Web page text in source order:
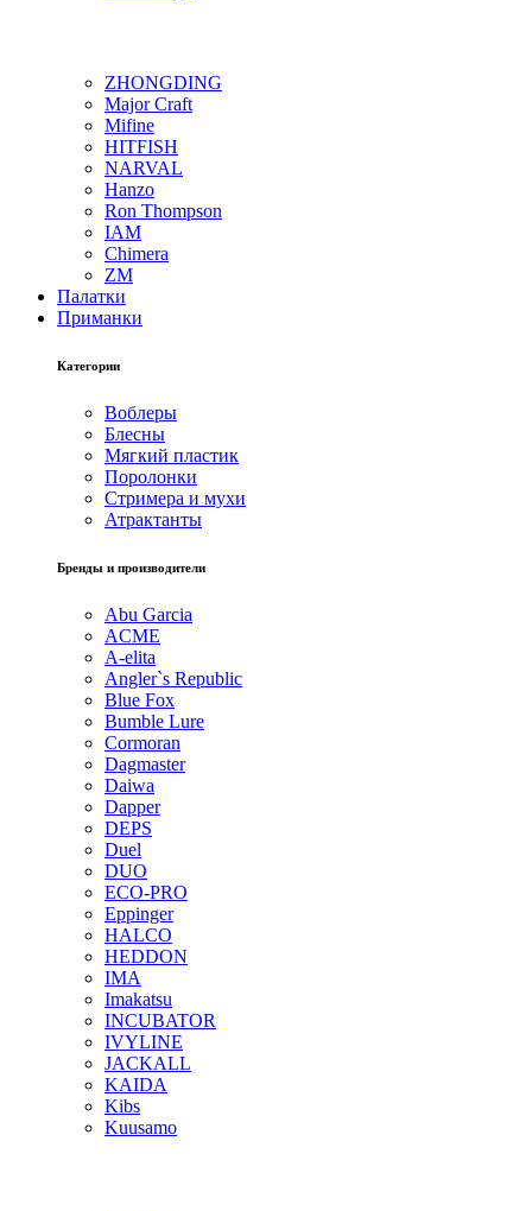
ZHONGDING
Major Craft
Mifine
HITFISH
NARVAL
Hanzo
Ron Thompson
IAM
Chimera
ZM
Палатки
Приманки
Категории
Воблеры
Блесны
Мягкий пластик
Поролонки
Стримера и мухи
Атрактанты
Бренды и производители
Abu Garcia
ACME
A-elita
Angler`s Republic
Blue Fox
Bumble Lure
Cormoran
Dagmaster
Daiwa
Dapper
DEPS
Duel
DUO
ECO-PRO
Eppinger
HALCO
HEDDON
IMA
Imakatsu
INCUBATOR
IVYLINE
JACKALL
KAIDA
Kibs
Kuusamo